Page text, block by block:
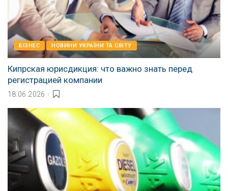
БІЗНЕС НОВИНИ УКРАЇНИ ТА СВІТУ
Кипрская юрисдикция: что важно знать перед
регистрацией компании
18.06.2026